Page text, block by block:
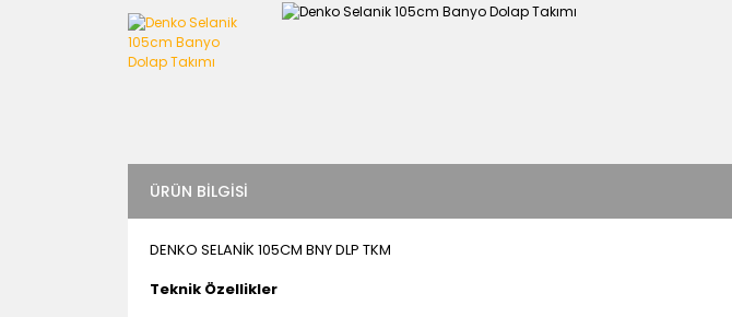
ÜRÜN BILGISI
DENKO SELANİK 105CM BNY DLP TKM
Teknik Özellikler